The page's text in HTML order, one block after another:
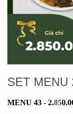
SET
MENU 43 - 2.85